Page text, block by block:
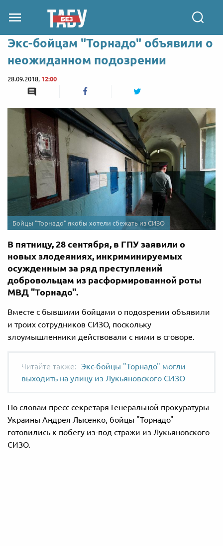
Экс-бойцам "Торнадо" объявили о
неожиданном подозрении
28.09.2018, 12:00
Бойцы "Торнадо" якобы хотели сбежать из СИЗО
В пятницу, 28 сентября, в ГПУ заявили о
новых злодеяниях, инкриминируемых
осужденным за ряд преступлений
добровольцам из расформированной роты
МВД "Торнадо".
Вместе с бывшими бойцами о подозрении объявили
и троих сотрудников СИЗО, поскольку
злоумышленники действовали с ними в сговоре.
Экс-бойцы "Торнадо" могли
выходить на улицу из Лукьяновского СИЗО
По словам пресс-секретаря Генеральной прокуратуры
Украины Андрея Лысенко, бойцы "Торнадо"
готовились к побегу из-под стражи из Лукьяновского
СИЗО.